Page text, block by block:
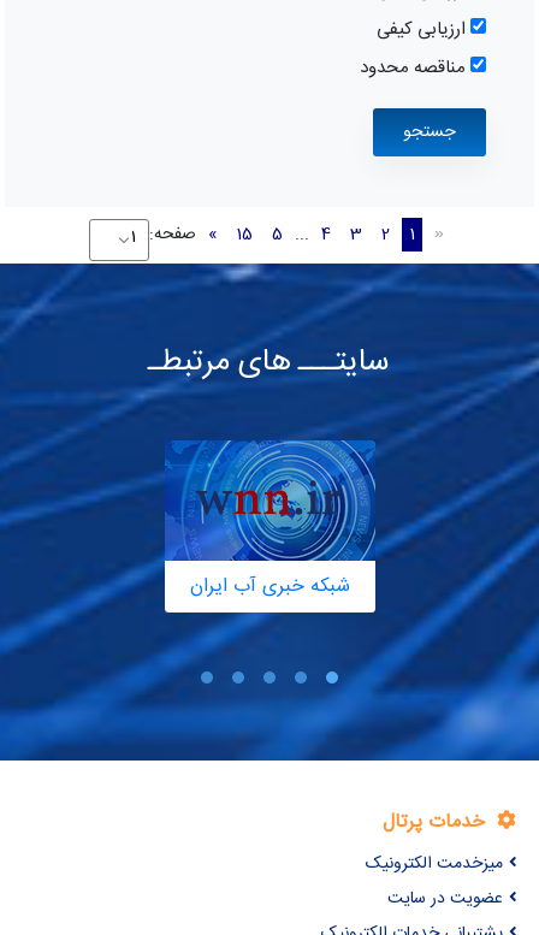
ارزیابی کیفی
مناقصه محدود
«
1
2
3
4
...
5
15
» صفحه:
سایتـــ های مرتبطـ
شبکه خبری آب ایران
خدمات پرتال
میزخدمت الکترونیک
عضویت در سایت